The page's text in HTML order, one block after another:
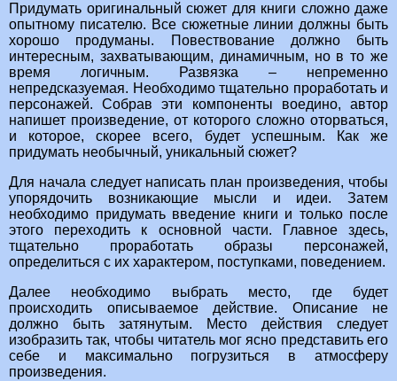
Придумать оригинальный сюжет для книги сложно даже
опытному писателю. Все сюжетные линии должны быть
хорошо продуманы. Повествование должно быть
интересным, захватывающим, динамичным, но в то же
время логичным. Развязка – непременно
непредсказуемая. Необходимо тщательно проработать и
персонажей. Собрав эти компоненты воедино, автор
напишет произведение, от которого сложно оторваться,
и которое, скорее всего, будет успешным. Как же
придумать необычный, уникальный сюжет?
Для начала следует написать план произведения, чтобы
упорядочить возникающие мысли и идеи. Затем
необходимо придумать введение книги и только после
этого переходить к основной части. Главное здесь,
тщательно проработать образы персонажей,
определиться с их характером, поступками, поведением.
Далее необходимо выбрать место, где будет
происходить описываемое действие. Описание не
должно быть затянутым. Место действия следует
изобразить так, чтобы читатель мог ясно представить его
себе и максимально погрузиться в атмосферу
произведения.